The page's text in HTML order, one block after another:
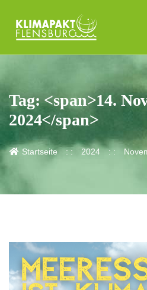
Tag: <span>14.
2024</span>
Startseite 2024